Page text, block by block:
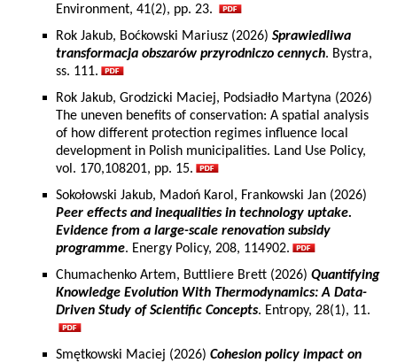
Environment, 41(2), pp. 23.
Rok Jakub, Boćkowski Mariusz (2026) Sprawiedliwa
transformacja obszarów przyrodniczo cennych. Bystra,
ss. 111.
Rok Jakub, Grodzicki Maciej, Podsiadło Martyna (2026)
The uneven benefits of conservation: A spatial analysis
of how different protection regimes influence local
development in Polish municipalities. Land Use Policy,
vol. 170,108201, pp. 15.
Sokołowski Jakub, Madoń Karol, Frankowski Jan (2026)
Peer effects and inequalities in technology uptake.
Evidence from a large-scale renovation subsidy
programme. Energy Policy, 208, 114902.
Chumachenko Artem, Buttliere Brett (2026) Quantifying
Knowledge Evolution With Thermodynamics: A Data-
Driven Study of Scientific Concepts. Entropy, 28(1), 11.
Smętkowski Maciej (2026) Cohesion policy impact on